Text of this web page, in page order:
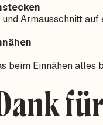
Armausschnitt
beim Einnähen alles